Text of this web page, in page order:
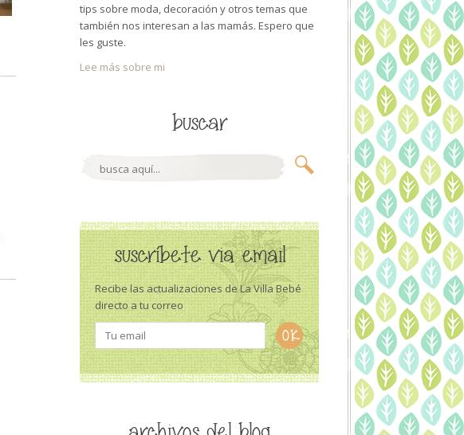
tips sobre moda, decoración y otros temas que
también nos interesan a las mamás. Espero que
les guste.
Lee más sobre mi
buscar
suscríbete via email
Recibe las actualizaciones de La Villa Bebé
directo a tu correo